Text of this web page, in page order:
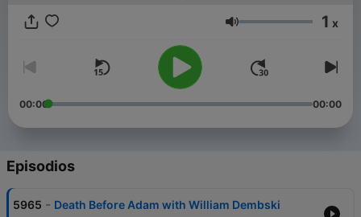
in all things, charity."
Volumen 1 x
00:00 00:00
Episodios
5965 - Death Before Adam with William Dembski